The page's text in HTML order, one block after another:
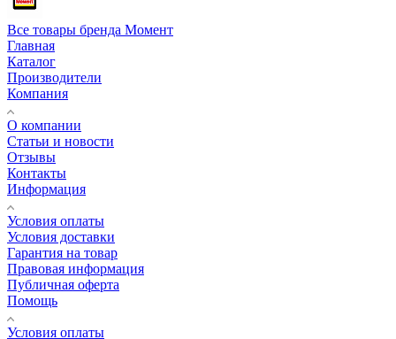
Все товары бренда Момент
Главная
Каталог
Производители
Компания
О компании
Статьи и новости
Отзывы
Контакты
Информация
Условия оплаты
Условия доставки
Гарантия на товар
Правовая информация
Публичная оферта
Помощь
Условия оплаты